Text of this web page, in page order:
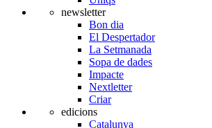
newsletter
Bon dia
El Despertador
La Setmanada
Sopa de dades
Impacte
Nextletter
Criar
edicions
Catalunya